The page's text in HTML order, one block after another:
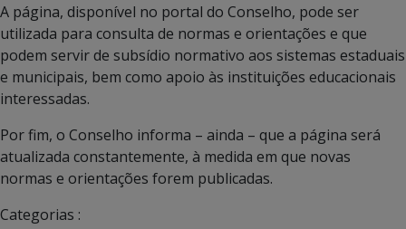
A página, disponível no portal do Conselho, pode ser
utilizada para consulta de normas e orientações e que
podem servir de subsídio normativo aos sistemas estaduais
e municipais, bem como apoio às instituições educacionais
interessadas.
Por fim, o Conselho informa – ainda – que a página será
atualizada constantemente, à medida em que novas
normas e orientações forem publicadas.
Categorias :